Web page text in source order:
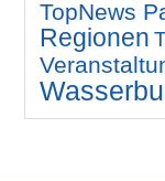
TopNews
Regionen